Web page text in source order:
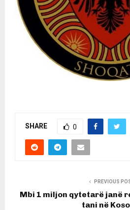
SHARE 0
PREVIOUS
Mbi 1 miljon qytetarë janë
tani në